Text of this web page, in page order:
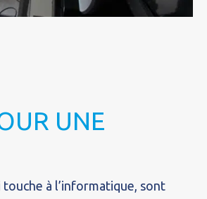
UNE
à l’informatique, sont